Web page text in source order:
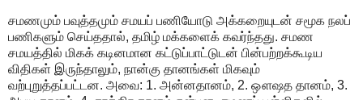
சமணமும் பவுத்தமும் சமயப் பணியோடு அக்கறையுடன் சமூக நலப்
பணிகளும் செய்ததால், தமிழ் மக்களைக் கவர்ந்தது. சமண
சமயத்தில் மிகக் கடினமான கட்டுப்பாட்டுடன் பின்பற்றக்கூடிய
விதிகள் இருந்தாலும், நான்கு தானங்கள் மிகவும்
வற்புறுத்தப்பட்டன. அவை: 1. அன்னதானம், 2. ஔஷத தானம், 3.